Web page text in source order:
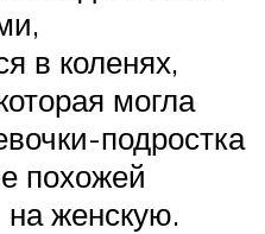
в коленях,
могла
подростка
похожей
женскую.